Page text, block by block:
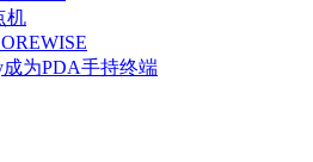
机
成为PDA手持终端